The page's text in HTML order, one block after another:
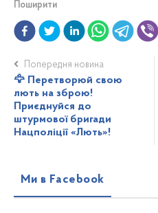
Поширити
Попередня новина
🦅 Перетворюй свою
лють на зброю!
Приєднуйся до
штурмової бригади
Нацполіції «Лють»!
Ми в Facebook